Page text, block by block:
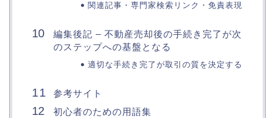
関連記事・専門家検索リンク・免責表現
編集後記 – 不動産売却後の手続き完了が次
のステップへの基盤となる
適切な手続き完了が取引の質を決定する
参考サイト
初心者のための用語集